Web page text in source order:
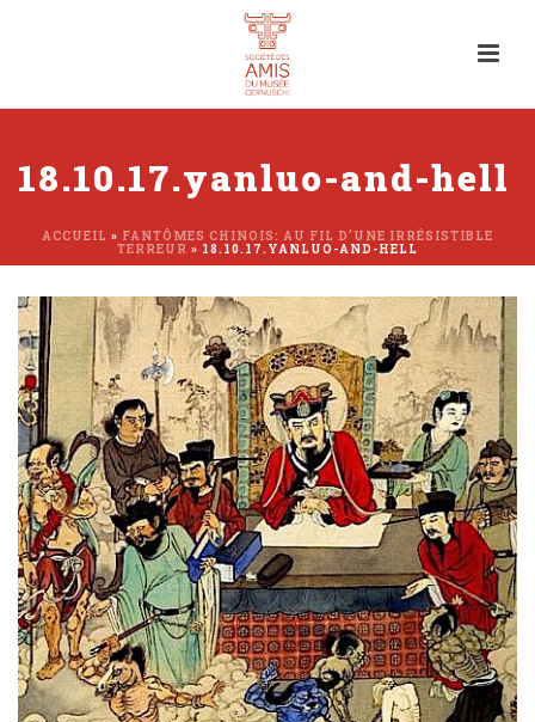
18.10.17.yanluo-and-hell
ACCUEIL » FANTÔMES CHINOIS: AU FIL D’UNE IRRÉSISTIBLE
TERREUR » 18.10.17.YANLUO-AND-HELL